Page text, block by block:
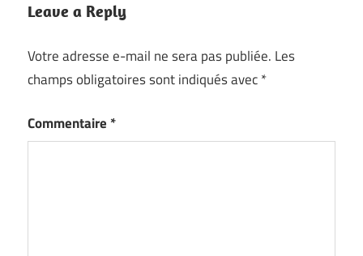
Leave a Reply
Votre adresse e-mail ne sera pas publiée. Les
champs obligatoires sont indiqués avec*
Commentaire *